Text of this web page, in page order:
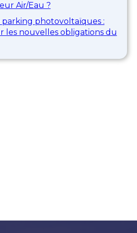
Air/Eau ?
parking photovoltaïques :
les nouvelles obligations du